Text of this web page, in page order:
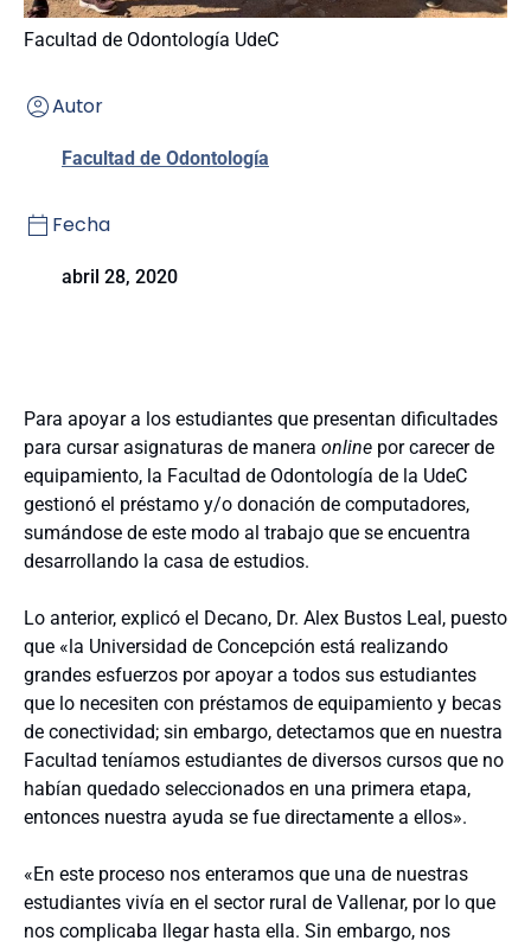
Facultad de Odontología UdeC
Autor
Facultad de Odontología
Fecha
abril 28, 2020
Para apoyar a los estudiantes que presentan dificultades
para cursar asignaturas de manera online por carecer de
equipamiento, la Facultad de Odontología de la UdeC
gestionó el préstamo y/o donación de computadores,
sumándose de este modo al trabajo que se encuentra
desarrollando la casa de estudios.
Lo anterior, explicó el Decano, Dr. Alex Bustos Leal, puesto
que «la Universidad de Concepción está realizando
grandes esfuerzos por apoyar a todos sus estudiantes
que lo necesiten con préstamos de equipamiento y becas
de conectividad; sin embargo, detectamos que en nuestra
Facultad teníamos estudiantes de diversos cursos que no
habían quedado seleccionados en una primera etapa,
entonces nuestra ayuda se fue directamente a ellos».
«En este proceso nos enteramos que una de nuestras
estudiantes vivía en el sector rural de Vallenar, por lo que
nos complicaba llegar hasta ella. Sin embargo, nos